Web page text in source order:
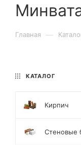
Главная —
КАТАЛОГ
Кирпич
Стеновые